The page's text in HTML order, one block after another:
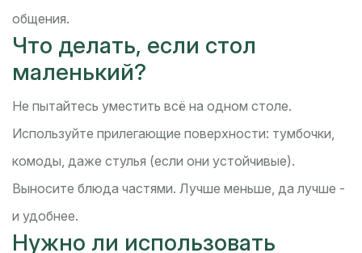
общения.
Что делать, если стол
маленький?
Не пытайтесь уместить всё на одном столе.
Используйте прилегающие поверхности: тумбочки,
комоды, даже стулья (если они устойчивые).
Выносите блюда частями. Лучше меньше, да лучше -
и удобнее.
Нужно ли использовать